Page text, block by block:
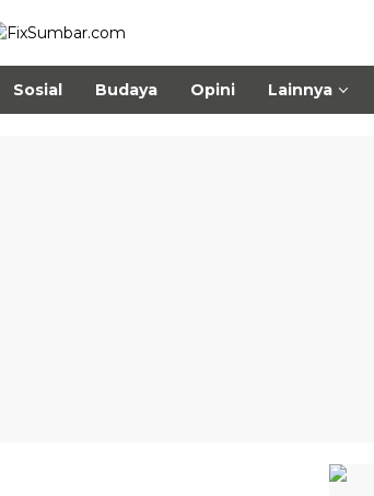
Sosial Budaya Opini Lainnya